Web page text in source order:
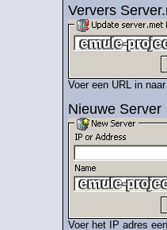
Ververs
Voer een URL in
NieuweServer
Voer het IP adres